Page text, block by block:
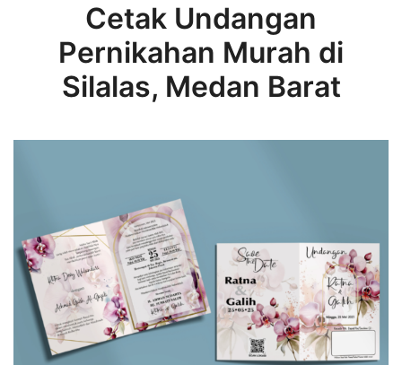
Cetak Undangan
Pernikahan Murah di
Silalas, Medan Barat